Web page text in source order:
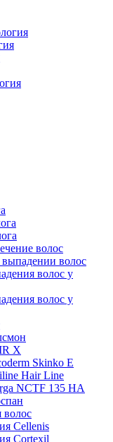
волос
волос
волос у
волос у
X
Skinko E
Hair Line
NCTF 135 HA
волос
Cellenis
Cortexil